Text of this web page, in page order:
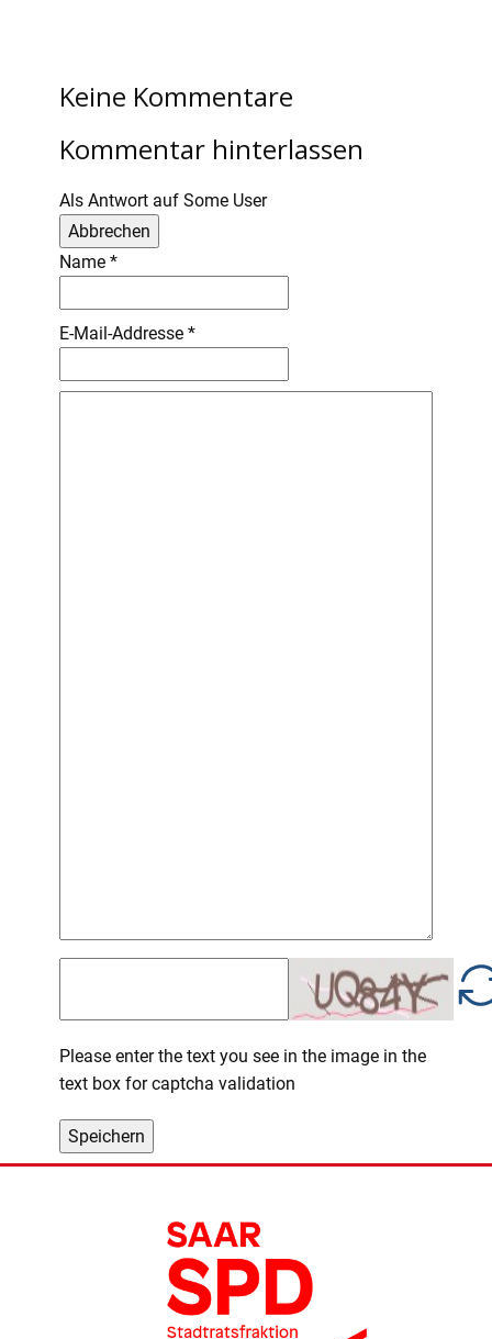
Keine Kommentare
Kommentar hinterlassen
Als Antwort auf Some User
Abbrechen
Name *
E-Mail-Addresse *
Please enter the text you see in the image in the
text box for captcha validation
Speichern